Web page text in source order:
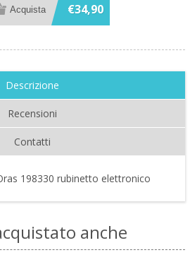
€34,90
Descrizione
Recensioni
Contatti
198330 rubinetto elettronico
anche